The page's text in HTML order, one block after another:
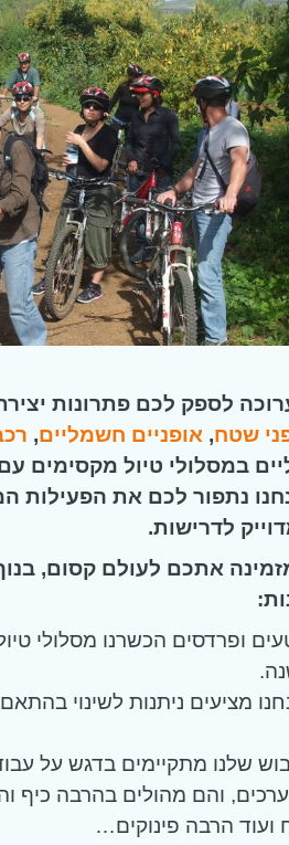
לספק לכם פתרונות
שטח, אופניים חשמליים,
במסלולי טיול מקסימים
נתפור לכם את
לדרישות.
אתכם לעולם קסום,
ופרדסים הכשרנו מסלולי
מציעים ניתנות לשינוי
שלנו מתקיימים בדגש על
והם מהולים בהרבה כיף
הרבה פינוקים…